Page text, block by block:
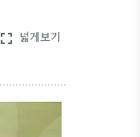
fullscreen 넓게보기